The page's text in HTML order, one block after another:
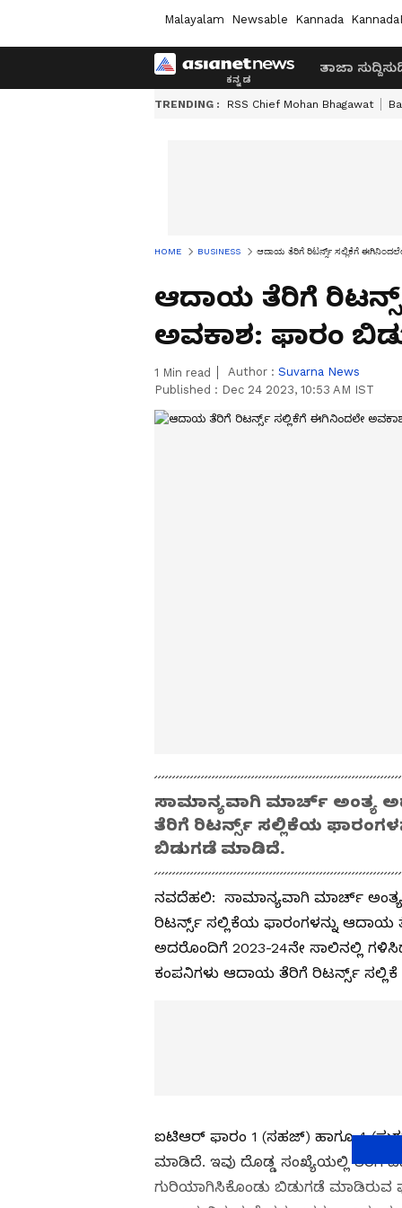
Malayalam Newsable Kannada
ತಾಜಾ ಸುದ್ದಿ
TRENDING : RSS Chief Mohan Bhagawat
HOME BUSINESS ಆದಾಯ ತೆರಿಗೆ ರಿಟರ್ನ್ಸ್‌ ಸಲ್ಲಿಕೆಗೆ
ಆದಾಯ ತೆರಿಗೆ
ಅವಕಾಶ: ಫಾರಂ
1 Min read Author : Suvarna News
Published : Dec 24 2023, 10:53 AM IST
ಸಾಮಾನ್ಯವಾಗಿ ಮಾರ್ಚ್‌ ಅಂತ್ಯ
ತೆರಿಗೆ ರಿಟರ್ನ್ಸ್‌ ಸಲ್ಲಿಕೆಯ
ಬಿಡುಗಡೆ ಮಾಡಿದೆ.
ನವದೆಹಲಿ: ಸಾಮಾನ್ಯವಾಗಿ ಮಾರ್ಚ್‌
ರಿಟರ್ನ್ಸ್‌ ಸಲ್ಲಿಕೆಯ ಫಾರಂಗಳನ್ನು
ಅದರೊಂದಿಗೆ 2023-24ನೇ ಸಾಲಿನಲ್ಲಿ
ಕಂಪನಿಗಳು ಆದಾಯ ತೆರಿಗೆ ರಿಟರ್ನ್ಸ್‌
ಐಟಿಆರ್‌ ಫಾರಂ 1 (ಸಹಜ್‌) ಹಾಗೂ 4
ಮಾಡಿದೆ. ಇವು ದೊಡ್ಡ ಸಂಖ್ಯೆಯಲ್ಲಿ ತೆರಿಗೆ
ಗುರಿಯಾಗಿಸಿಕೊಂಡು ಬಿಡುಗಡೆ ಮಾಡಿರುವ